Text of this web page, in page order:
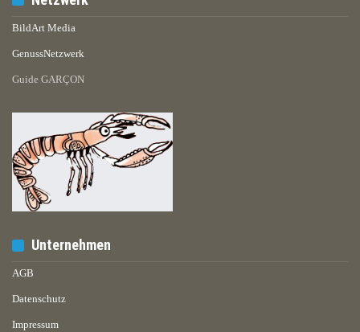
BildArt Media
GenussNetzwerk
Guide GARÇON
Unternehmen
AGB
Datenschutz
Impressum